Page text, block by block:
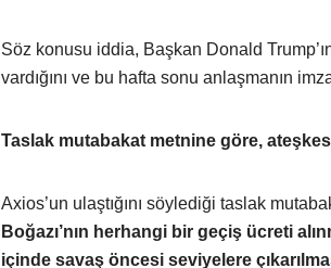
Söz konusu iddia, Başkan Donald
vardığını ve bu hafta sonu anlaşmanın
Taslak mutabakat metnine göre,
Axios’un ulaştığını söylediği taslak
Boğazı’nın herhangi bir geçiş ücreti
içinde savaş öncesi seviyelere